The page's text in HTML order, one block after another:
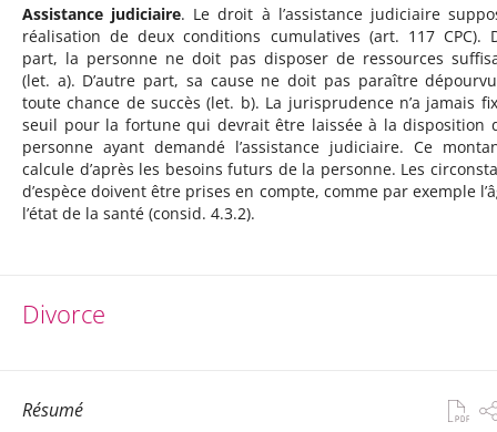
Assistance judiciaire. Le droit à l’assistance judiciaire
réalisation de deux conditions cumulatives (art. 117 CPC).
part, la personne ne doit pas disposer de ressources
(let. a). D’autre part, sa cause ne doit pas paraître
toute chance de succès (let. b). La jurisprudence n’a jamais
seuil pour la fortune qui devrait être laissée à la disposition
personne ayant demandé l’assistance judiciaire. Ce
calcule d’après les besoins futurs de la personne. Les
d’espèce doivent être prises en compte, comme par exemple
l’état de la santé (consid. 4.3.2).
Divorce
Résumé